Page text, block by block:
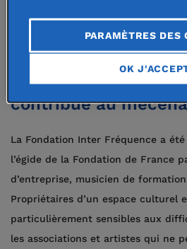
artistique
Une fondation
contribue au
La Fondation Inter Fréquence a été
l’égide de la Fondation de France
d’entreprise, musicien de
Propriétaires d’un espace culturel
particulièrement sensibles aux
les associations et artistes qui ne
PARAMÈTRES DES
OK